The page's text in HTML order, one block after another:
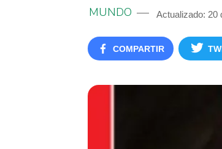
MUNDO Actualizado: 20
COMPARTIR